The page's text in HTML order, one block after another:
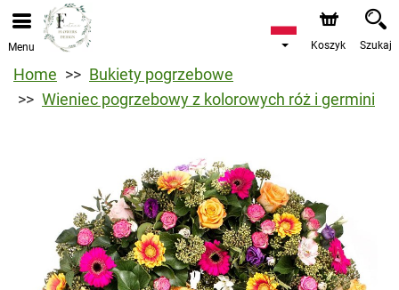
Menu Koszyk Szukaj
Home
Bukiety pogrzebowe
Wieniec pogrzebowy z kolorowych róż i germini